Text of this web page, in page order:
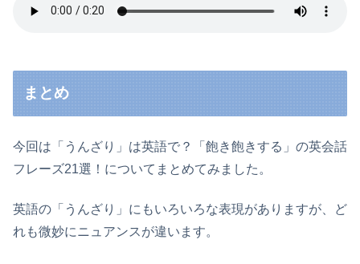
まとめ
今回は「うんざり」は英語で？「飽き飽きする」の英会話
フレーズ21選！についてまとめてみました。
英語の「うんざり」にもいろいろな表現がありますが、ど
れも微妙にニュアンスが違います。